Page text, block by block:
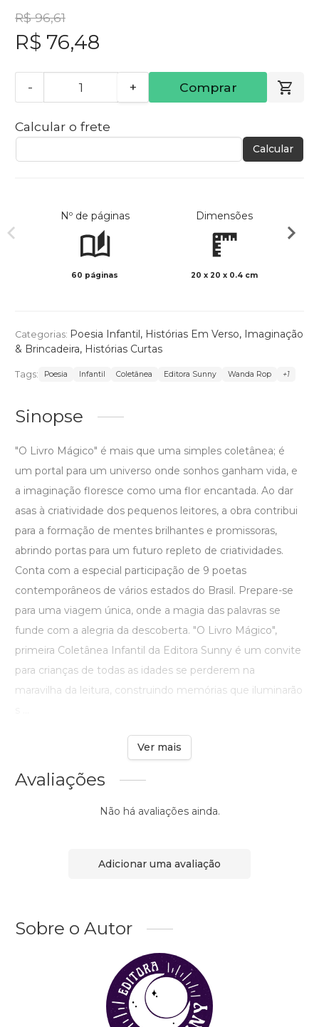
R$ 96,61
R$ 76,48
- + Comprar
Calcular o frete
Calcular
Nº de páginas
60 páginas
Dimensões
20 x 20 x 0.4 cm
Categorias: Poesia Infantil , Histórias Em Verso, Imaginação
& Brincadeira, Histórias Curtas
Tags: Poesia Infantil Coletânea Editora Sunny Wanda Rop +1
Sinopse
"O Livro Mágico" é mais que uma simples coletânea; é
um portal para um universo onde sonhos ganham vida, e
a imaginação floresce como uma flor encantada. Ao dar
asas à criatividade dos pequenos leitores, a obra contribui
para a formação de mentes brilhantes e promissoras,
abrindo portas para um futuro repleto de criatividades.
Conta com a especial participação de 9 poetas
contemporâneos de vários estados do Brasil. Prepare-se
para uma viagem única, onde a magia das palavras se
funde com a alegria da descoberta. "O Livro Mágico",
primeira Coletânea Infantil da Editora Sunny é um convite
para crianças de todas as idades se perderem na
maravilha da leitura, construindo memórias que iluminarão
Ver mais
Avaliações
Não há avaliações ainda.
Adicionar uma avaliação
Sobre o Autor